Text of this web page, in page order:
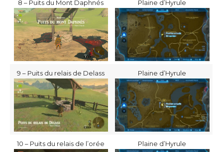
8 – Puits du Mont Daphnés Plaine d’Hyrule
9 – Puits du relais de Delass Plaine d’Hyrule
10 – Puits du relais de l’orée Plaine d’Hyrule